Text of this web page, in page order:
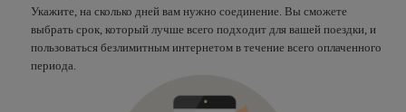
Укажите, на сколько дней вам нужно соединение. Вы сможете
выбрать срок, который лучше всего подходит для вашей поездки, и
пользоваться безлимитным интернетом в течение всего оплаченного
периода.